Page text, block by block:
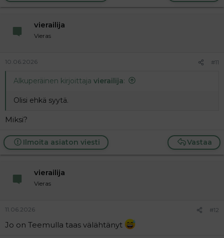
vierailija
Vieras
10.06.2026 #11
Alkuperäinen kirjoittaja vierailija:
Olisi ehkä syytä.
Miksi?
Vastaa
Ilmoita asiaton viesti
vierailija
Vieras
11.06.2026 #12
Jo on Teemulla taas välähtänyt